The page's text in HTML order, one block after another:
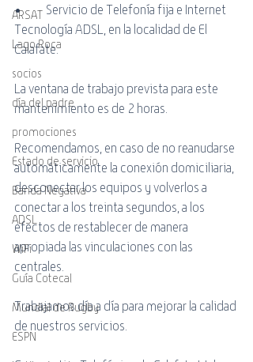
ARSAT
Lago Roca
socios
día del padre
promociones
Estado de servicio
Banda Negativa
ADSL
WiFi
Guía Cotecal
Mundial de Rugby
ESPN
•	Servicio de Telefonía fija e Internet
Tecnología ADSL, en la localidad de El
Calafate.
La ventana de trabajo prevista para este
mantenimiento es de 2 horas.
Recomendamos, en caso de no reanudarse
automáticamente la conexión domiciliaria,
desconectar los equipos y volverlos a
conectar a los treinta segundos, a los
efectos de restablecer de manera
apropiada las vinculaciones con las
centrales.
Trabajamos día a día para mejorar la calidad
de nuestros servicios.